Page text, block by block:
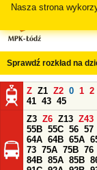
Nasza strona
Sprawdź rozkład na
Z Z1 Z2 0 1 2
41 43 45
Z3 Z6 Z13 Z43
55B 55C 56 57
64A 64B 65A
73 75A 75B 76
84B 85A 85B